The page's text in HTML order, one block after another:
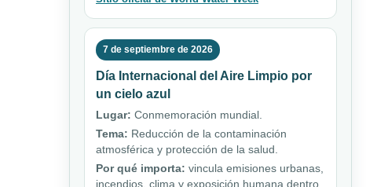
7 de septiembre de 2026
Día Internacional del Aire Limpio por
un cielo azul
Lugar: Conmemoración mundial.
Tema: Reducción de la contaminación
atmosférica y protección de la salud.
Por qué importa: vincula emisiones urbanas,
incendios, clima y exposición humana dentro